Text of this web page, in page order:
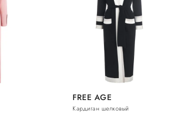
FREE AGE
Кардиган шелковый